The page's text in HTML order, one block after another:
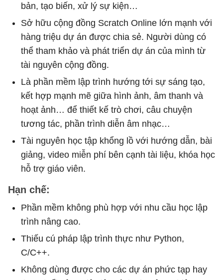
bản, tạo biến, xử lý sự kiện…
Sở hữu cộng đồng Scratch Online lớn mạnh với
hàng triệu dự án được chia sẻ. Người dùng có
thể tham khảo và phát triển dự án của mình từ
tài nguyên cộng đồng.
Là phần mềm lập trình hướng tới sự sáng tạo,
kết hợp mạnh mẽ giữa hình ảnh, âm thanh và
hoạt ảnh… để thiết kế trò chơi, câu chuyện
tương tác, phần trình diễn âm nhạc…
Tài nguyên học tập khổng lồ với hướng dẫn, bài
giảng, video miễn phí bên cạnh tài liệu, khóa học
hỗ trợ giáo viên.
Hạn chế:
Phần mềm không phù hợp với nhu cầu học lập
trình nâng cao.
Thiếu cú pháp lập trình thực như Python,
C/C++.
Không dùng được cho các dự án phức tạp hay